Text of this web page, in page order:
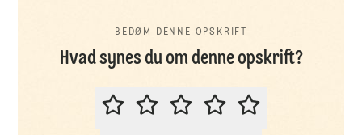
BEDØM DENNE OPSKRIFT
Hvad synes du om denne opskrift?
BEDØM DENNE OPSKRIFT